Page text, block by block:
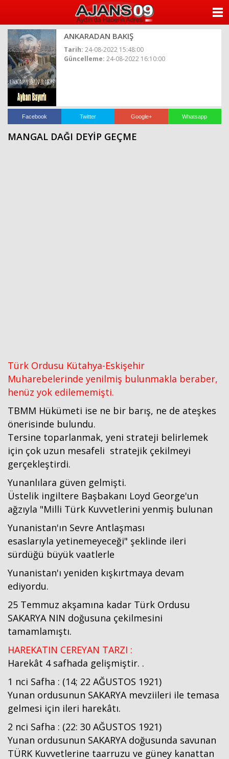
ANKARADAN BAKIŞ
Tarih: 24-08-2022 15:48:00
Güncelleme: 24-08-2022 16:10:00
Facebook Twitter Google+ Whatsapp
MANGAL DAĞI DEYİP GEÇME
Türk Ordusu Kütahya-Eskişehir
Muharebelerinde yenilmiş bulunmakla beraber,
henüz yok edilememişti.
TBMM Hükümeti ise ne bir barış, ne de ateşkes
önerisinde bulundu.
Tersine toparlanmak, yeni strateji belirlemek
için çok uzun mesafeli stratejik çekilmeyi
gerçekleştirdi.
Yunanlılara güven gelmişti.
Üstelik ingiltere Başbakanı Loyd George'un
ağzıyla "Milli Türk Kuvvetlerini yenmiş bulunan
Yunanistan'ın Sevre Antlaşması
esaslarıyla yetinemeyeceği" şeklinde ileri
sürdüğü büyük vaatlerle
Yunanistan'ı yeniden kışkırtmaya devam
ediyordu.
25 Temmuz akşamına kadar Türk Ordusu
SAKARYA NIN doğusuna çekilmesini
tamamlamıştı.
HAREKATIN CEREYAN TARZI :
Harekât 4 safhada gelişmiştir. .
1 nci Safha : (14; 22 AĞUSTOS 1921)
Yunan ordusunun SAKARYA mevziileri ile temasa
gelmesi için ileri harekâtı.
2 nci Safha : (22: 30 AĞUSTOS 1921)
Yunan ordusunun SAKARYA doğusunda savunan
TÜRK Kuvvetlerine taarruzu ve güney kanattan
YAZARLAR